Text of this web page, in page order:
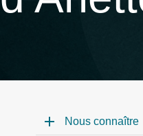
Nous connaître